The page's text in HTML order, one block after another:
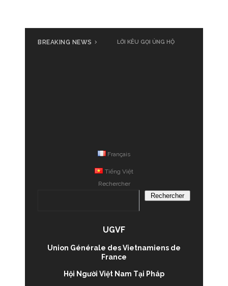
BREAKING NEWS LỜI KÊU GỌI ỦNG HỘ
Cả nước cùng đồng loạt phát
Français
Tiếng Việt
Rechercher
Rechercher
UGVF
Union Générale des Vietnamiens de
France
Hội Người Việt Nam Tại Pháp